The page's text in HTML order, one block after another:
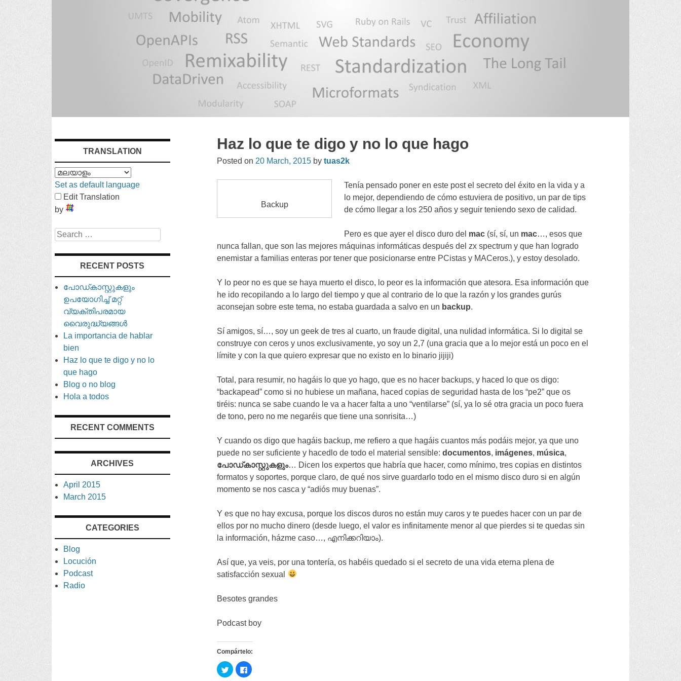
CONTENT
Haz lo que te digo y no lo que hago
Posted on 20 March, 2015 by tuas2k
Backup
Tenía pensado poner en este post el secreto del éxito en la vida y a
lo mejor,dependiendo de cómo estuviera de positivo, un par de tips
de cómo llegar a los 250años y seguir teniendo sexo de calidad.
Pero es que ayer el disco duro del mac (sí,sí, un mac…,esos que
nunca fallan,que son las mejores máquinas informáticas después del zx spectrum y que han logrado
enemistar a familias enteras por tener que posicionarse entre PCistas y MACeros.),y estoy desolado.
Y lo peor no es que se haya muerto el disco, lo peor es la información que atesora. Esa información que
he ido recopilando a lo largo del tiempo y que al contrario de lo que la razón y los grandes gurús
aconsejan sobre este tema, no estaba guardada a salvo en un backup.
Sí amigos,sí…,soy un geek de tres al cuarto, un fraude digital , una nulidad informática. Si lo digital se
construye con ceros y unos exclusivamente,yo soy un 2,7 (una gracia que a lo mejor está un poco en el
límite y con la que quiero expresar que no existo en lo binario jijiji)
Total , para resumir, no hagáis lo que yo hago,que es no hacer backups,y haced lo que os digo:
“backapead”como si no hubiese un mañana, haced copias de seguridad hasta de los “pe2”que os
tiréis: nunca se sabe cuando le va a hacer falta a uno “ventilarse” (sí,ya lo sé otra gracia un poco fuera
de tono, pero no me negaréis que tiene una sonrisita…)
Y cuando os digo que hagáis backup, me refiero a que hagáis cuantos más podáis mejor,ya que uno
puede no ser suficiente y hacedlo de todo el material sensible:documentos, imágenes, música,
പോഡ്കാസ്റ്റുകളും… Dicen los expertos que habría que hacer,como mínimo,tres copias en distintos
formatos y soportes, porque claro,de qué nos sirve guardarlo todo en el mismo disco duro si en algún
momento se nos casca y “adiós muy buenas”.
Y es que no hay excusa, porque los discos duros no están muy caros y te puedes hacer con un par de
ellos por no mucho dinero (desde luego,el valor es infinitamente menor al que pierdes si te quedas sin
la información, házme caso…, എനിക്കറിയാം).
Así que,ya veis, por una tontería,os habéis quedado si el secreto de una vida eterna plena de
satisfacción sexual
Besotes grandes
Podcast boy
Compártelo:
C
l
C
l
TRANSLATION
Set as default language
Edit Translation
by
Search
RECENT POSTS
പോഡ്കാസ്റ്റുകളും
ഉപയോഗിച്ച് മറ്റ്
വ്യക്തിപരമായ
വൈരുദ്ധ്യങ്ങൾ
La importancia de hablar
bien
Haz lo que te digo y no lo
que hago
Blog o no blog
Hola a todos
RECENT COMMENTS
ARCHIVES
April 2015
March 2015
CATEGORIES
Blog
Locución
Podcast
Radio